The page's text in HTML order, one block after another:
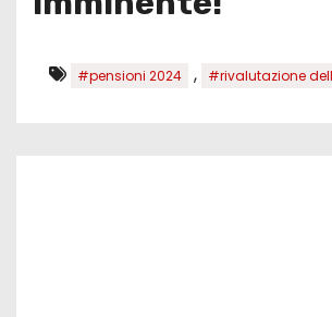
#pensioni 2024 , #rivalutazione